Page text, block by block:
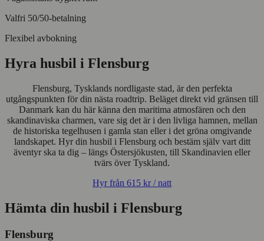
Valfri 50/50-betalning
Flexibel avbokning
Hyra husbil i Flensburg
Flensburg, Tysklands nordligaste stad, är den perfekta
utgångspunkten för din nästa roadtrip. Beläget direkt vid gränsen till
Danmark kan du här känna den maritima atmosfären och den
skandinaviska charmen, vare sig det är i den livliga hamnen, mellan
de historiska tegelhusen i gamla stan eller i det gröna omgivande
landskapet. Hyr din husbil i Flensburg och bestäm själv vart ditt
äventyr ska ta dig – längs Östersjökusten, till Skandinavien eller
tvärs över Tyskland.
Hyr från 615 kr / natt
Hämta din husbil i Flensburg
Flensburg